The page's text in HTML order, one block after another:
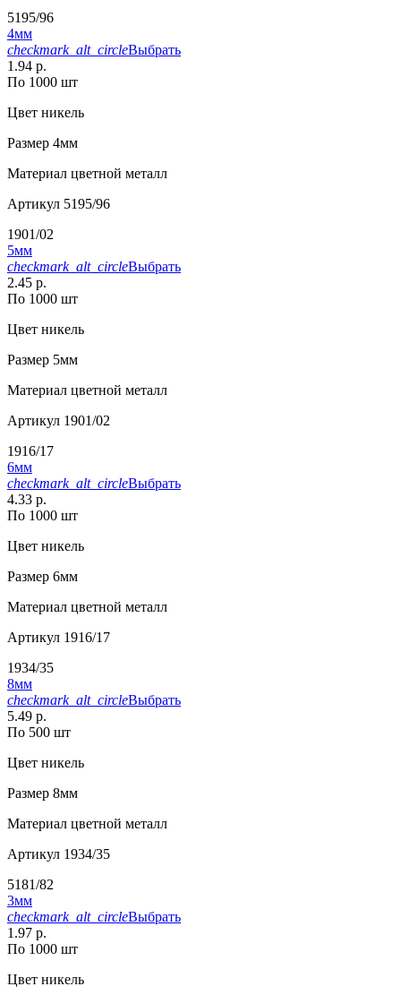
5195/96
4мм
checkmark_alt_circleВыбрать
1.94 р.
По 1000 шт
Цвет никель
Размер 4мм
Материал цветной металл
Артикул 5195/96
1901/02
5мм
checkmark_alt_circleВыбрать
2.45 р.
По 1000 шт
Цвет никель
Размер 5мм
Материал цветной металл
Артикул 1901/02
1916/17
6мм
checkmark_alt_circleВыбрать
4.33 р.
По 1000 шт
Цвет никель
Размер 6мм
Материал цветной металл
Артикул 1916/17
1934/35
8мм
checkmark_alt_circleВыбрать
5.49 р.
По 500 шт
Цвет никель
Размер 8мм
Материал цветной металл
Артикул 1934/35
5181/82
3мм
checkmark_alt_circleВыбрать
1.97 р.
По 1000 шт
Цвет никель